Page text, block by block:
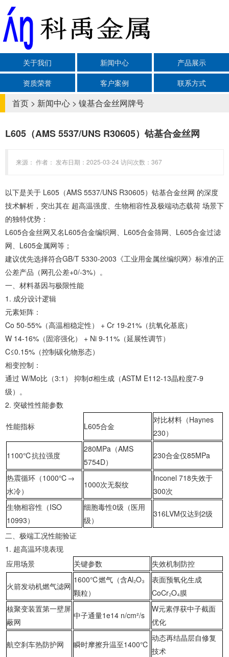
关于我们 新闻中心
产品展示
资质荣誉
客户案例 联系方式
首页 > 新闻中心 > 镍基合金丝网牌号
L605（AMS 5537/UNS R30605）钴基合金丝网‌
来源： 作者： 发布日期：2025-03-24 访问次数：367
以下是关于 ‌L605（AMS 5537/UNS R30605）钴基合金丝网‌ 的深度
技术解析，突出其在 ‌超高温强度、生物相容性及极端动态载荷‌ 场景下
的独特优势：
‌L605合金丝网又名‌L605合金编织网、‌L605合金筛网、‌L605合金过滤
网、‌L605金属网等；
建议优先选择符合GB/T 5330-2003《工业用金属丝编织网》标准的正
公差产品（网孔公差+0/-3%）。
‌一、材料基因与极限性能‌
1. ‌成分设计逻辑‌
‌元素矩阵‌：
‌Co 50-55%‌（高温相稳定性） + ‌Cr 19-21%‌（抗氧化基底）
‌W 14-16%‌（固溶强化） + ‌Ni 9-11%‌（延展性调节）
‌C≤0.15%‌（控制碳化物形态）
‌相变控制‌：
通过 ‌W/Mo比（3:1）‌ 抑制σ相生成（ASTM E112-13晶粒度7-9
级）。
2. ‌突破性性能参数‌
性能指标 L605合金
对比材料（Haynes
230）
‌1100℃抗拉强度‌
280MPa（AMS
5754D）
230合金仅85MPa
‌热震循环（1000℃→
水冷）‌
1000次无裂纹
Inconel 718失效于
300次
‌生物相容性（ISO
10993）‌
细胞毒性0级（医用
级）
316LVM仅达到2级
‌二、极端工况性能验证‌
1. ‌超高温环境表现‌
应用场景
关键参数 失效机制防控
‌火箭发动机燃气滤网‌
1600℃燃气（含Al₂O₃
颗粒）
表面预氧化生成
CoCr₂O₄膜
‌核聚变装置第一壁屏
蔽网‌
中子通量1e14 n/cm²/s
W元素俘获中子截面
优化
‌航空刹车热防护网‌ 瞬时摩擦升温至1400℃
动态再结晶层自修复
技术